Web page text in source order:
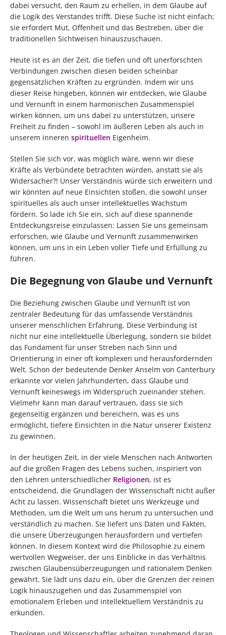
dabei versucht, den Raum zu erhellen, in dem Glaube auf
die Logik des Verstandes trifft. Diese Suche ist nicht einfach;
sie erfordert Mut, Offenheit und das Bestreben, über die
traditionellen Sichtweisen hinauszuschauen.
Heute ist es an der Zeit, die tiefen und oft unerforschten
Verbindungen zwischen diesen beiden scheinbar
gegensätzlichen Kräften zu ergründen. Indem wir uns
dieser Reise hingeben, können wir entdecken, wie Glaube
und Vernunft in einem harmonischen Zusammenspiel
wirken können, um uns dabei zu unterstützen, unsere
Freiheit zu finden – sowohl im äußeren Leben als auch in
unserem inneren spirituellen Eigenheim.
Stellen Sie sich vor, was möglich wäre, wenn wir diese
Kräfte als Verbündete betrachten würden, anstatt sie als
Widersacher?! Unser Verständnis würde sich erweitern und
wir könnten auf neue Einsichten stoßen, die sowohl unser
spirituelles als auch unser intellektuelles Wachstum
fördern. So lade ich Sie ein, sich auf diese spannende
Entdeckungsreise einzulassen: Lassen Sie uns gemeinsam
erforschen, wie Glaube und Vernunft zusammenwirken
können, um uns in ein Leben voller Tiefe und Erfüllung zu
führen.
Die Begegnung von Glaube und Vernunft
Die Beziehung zwischen Glaube und Vernunft ist von
zentraler Bedeutung für das umfassende Verständnis
unserer menschlichen Erfahrung. Diese Verbindung ist
nicht nur eine intellektuelle Überlegung, sondern sie bildet
das Fundament für unser Streben nach Sinn und
Orientierung in einer oft komplexen und herausfordernden
Welt. Schon der bedeutende Denker Anselm von Canterbury
erkannte vor vielen Jahrhunderten, dass Glaube und
Vernunft keineswegs im Widerspruch zueinander stehen.
Vielmehr kann man darauf vertrauen, dass sie sich
gegenseitig ergänzen und bereichern, was es uns
ermöglicht, tiefere Einsichten in die Natur unserer Existenz
zu gewinnen.
In der heutigen Zeit, in der viele Menschen nach Antworten
auf die großen Fragen des Lebens suchen, inspiriert von
den Lehren unterschiedlicher Religionen, ist es
entscheidend, die Grundlagen der Wissenschaft nicht außer
Acht zu lassen. Wissenschaft bietet uns Werkzeuge und
Methoden, um die Welt um uns herum zu untersuchen und
verständlich zu machen. Sie liefert uns Daten und Fakten,
die unsere Überzeugungen herausfordern und vertiefen
können. In diesem Kontext wird die Philosophie zu einem
wertvollen Wegweiser, der uns Einblicke in das Verhältnis
zwischen Glaubensüberzeugungen und rationalem Denken
gewährt. Sie lädt uns dazu ein, über die Grenzen der reinen
Logik hinauszugehen und das Zusammenspiel von
emotionalem Erleben und intellektuellem Verständnis zu
erkunden.